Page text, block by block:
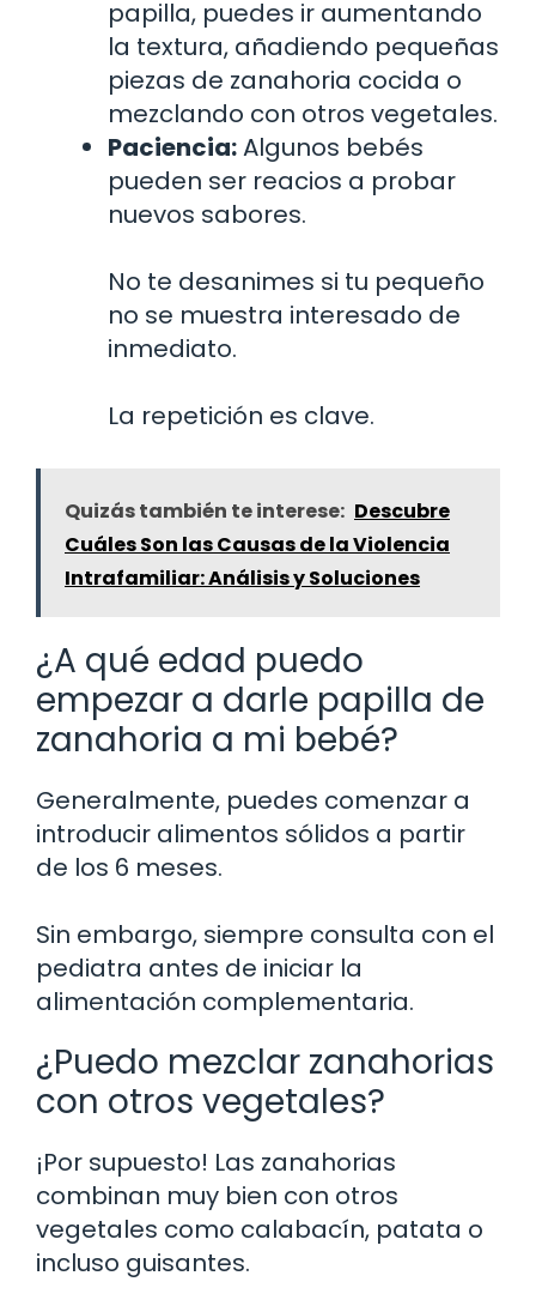
papilla, puedes ir aumentando
la textura, añadiendo pequeñas
piezas de zanahoria cocida o
mezclando con otros vegetales.
Paciencia:Algunos bebés
pueden ser reacios a probar
nuevos sabores.
No te desanimes si tu pequeño
no se muestra interesado de
inmediato.
La repetición es clave.
Quizás también te interese: Descubre
Cuáles Son las Causas de la Violencia
Intrafamiliar: Análisis y Soluciones
¿A qué edad puedo
empezar a darle papilla de
zanahoria a mi bebé?
Generalmente, puedes comenzar a
introducir alimentos sólidos a partir
de los 6 meses.
Sin embargo, siempre consulta con el
pediatra antes de iniciar la
alimentación complementaria.
¿Puedo mezclar zanahorias
con otros vegetales?
¡Por supuesto! Las zanahorias
combinan muy bien con otros
vegetales como calabacín, patata o
incluso guisantes.